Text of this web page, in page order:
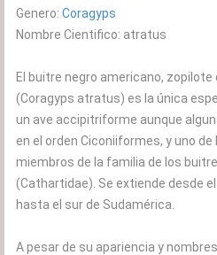
Genero: Coragyps
Nombre Cientifico: atratus
El buitre negro americano,
(Coragyps atratus) es la única
un ave accipitriforme aunque
en el orden Ciconiiformes, y uno
miembros de la familia de los
(Cathartidae). Se extiende desde
hasta el sur de Sudamérica.
A pesar de su apariencia y